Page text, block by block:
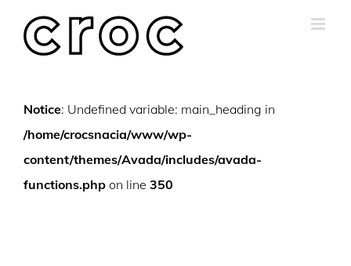
Notice: Undefined variable: main_heading in
/home/crocsnacia/www/wp-
content/themes/Avada/includes/avada-
functions.php on line 350